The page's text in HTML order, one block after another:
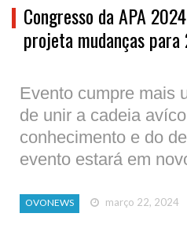
Congresso da APA
projeta mudanças
Evento cumpre mais
de unir a cadeia
conhecimento e do
evento estará em
OVONEWS março 22, 2024